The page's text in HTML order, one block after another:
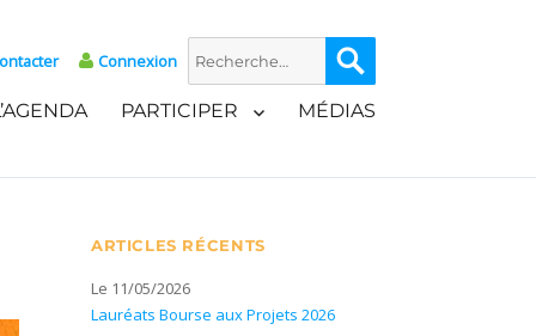
Connexion
Recherche
pour :
PARTICIPER MÉDIAS
ARTICLES RÉCENTS
Le 11/05/2026
Lauréats Bourse aux Projets 2026